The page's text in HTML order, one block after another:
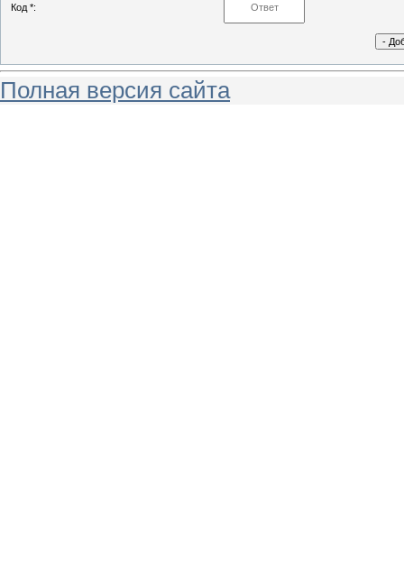
Код *:
Полная версия сайта